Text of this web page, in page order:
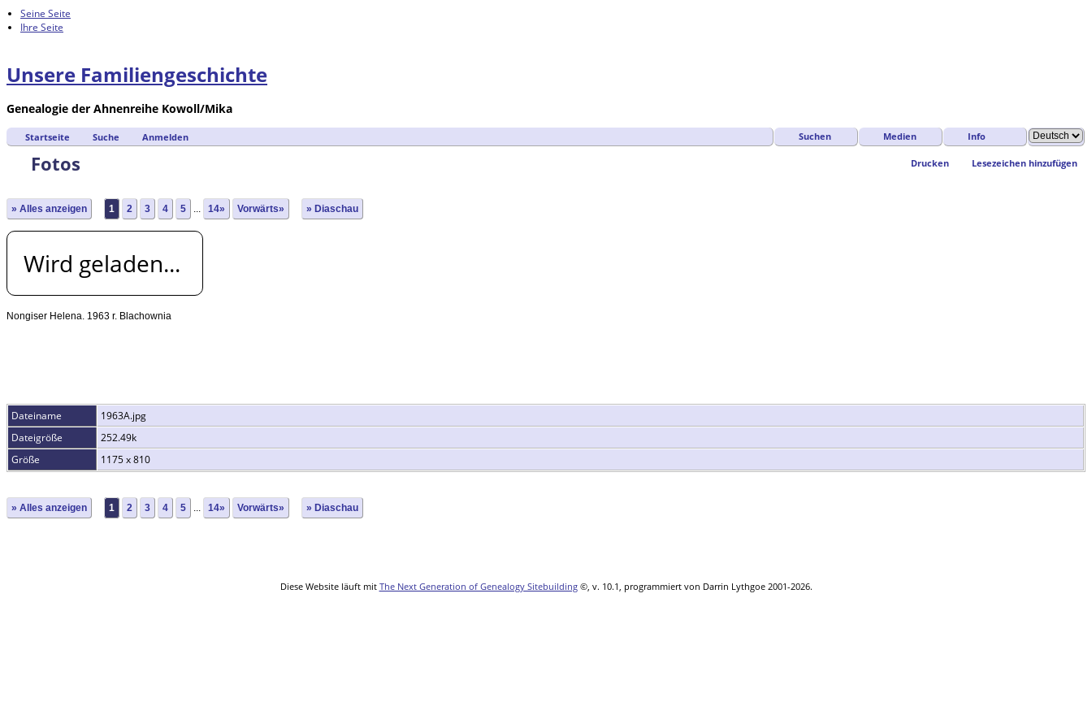
Seine Seite
Ihre Seite
Unsere Familiengeschichte
Genealogie der Ahnenreihe Kowoll/Mika
Startseite Suche Anmelden Suchen Medien Info
Drucken Lesezeichen hinzufügen
Fotos
» Alles anzeigen 1 2 3 4 5 ... 14» Vorwärts» » Diaschau
Wird geladen...
Nongiser Helena. 1963 r. Blachownia
Dateiname
1963A.jpg
Dateigröße
252.49k
Größe
1175 x 810
» Alles anzeigen 1 2 3 4 5 ... 14» Vorwärts» » Diaschau
Diese Website läuft mit The Next Generation of Genealogy Sitebuilding©, v. 10.1, programmiert von Darrin Lythgoe 2001-2026.